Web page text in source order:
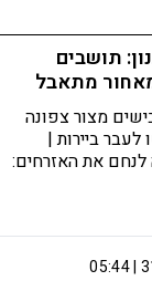
תושבים
מתאבל
מצור צפונה
ביירות |
את האזרחים:
ביכולתנו